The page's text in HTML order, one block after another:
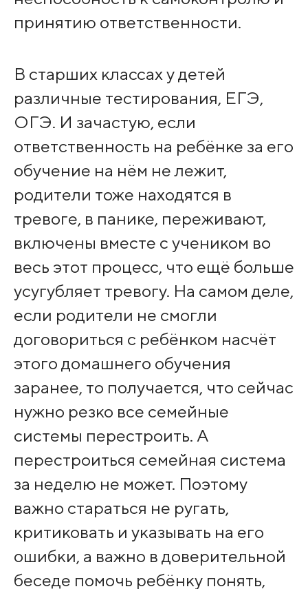
принятию ответственности.
В старших классах у детей
различные тестирования, ЕГЭ,
ОГЭ. И зачастую, если
ответственность на ребёнке за его
обучение на нём не лежит,
родители тоже находятся в
тревоге, в панике, переживают,
включены вместе с учеником во
весь этот процесс, что ещё больше
усугубляет тревогу. На самом деле,
если родители не смогли
договориться с ребёнком насчёт
этого домашнего обучения
заранее, то получается, что сейчас
нужно резко все семейные
системы перестроить. А
перестроиться семейная система
за неделю не может. Поэтому
важно стараться не ругать,
критиковать и указывать на его
ошибки, а важно в доверительной
беседе помочь ребёнку понять,